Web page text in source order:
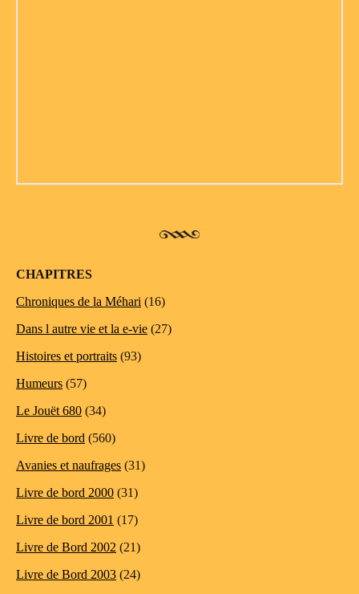
CHAPITRES
Chroniques de la Méhari (16)
Dans l autre vie et la e-vie (27)
Histoires et portraits (93)
Humeurs (57)
Le Jouët 680 (34)
Livre de bord (560)
Avanies et naufrages (31)
Livre de bord 2000 (31)
Livre de bord 2001 (17)
Livre de Bord 2002 (21)
Livre de Bord 2003 (24)